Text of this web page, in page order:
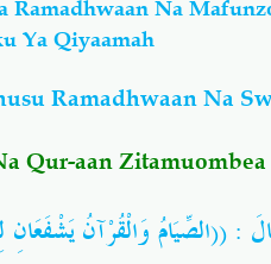
Ramadhwaan Na
Ya Qiyaamah
Ramadhwaan Na
Qur-aan
وَالْقُرْآنُ يَشْفَعَانِ